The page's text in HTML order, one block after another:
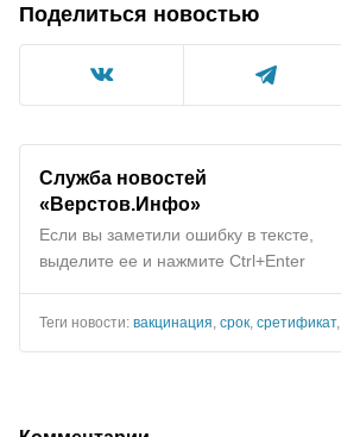
Поделиться новостью
Служба новостей
«Верстов.Инфо»
Если вы заметили ошибку в тексте,
выделите ее и нажмите Ctrl+Enter
Теги новости: вакцинация, срок, сретификат,